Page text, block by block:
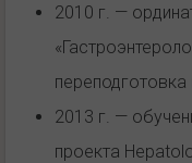
2010 г. —
переподготовка
2013 г. —
проекта